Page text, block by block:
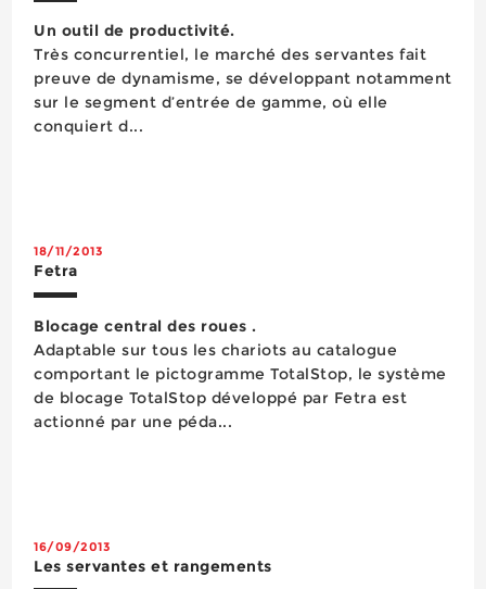
Un outil de productivité.
Très concurrentiel, le marché des servantes fait
preuve de dynamisme, se développant notamment
sur le segment d’entrée de gamme, où elle
conquiert d...
18/11/2013
Fetra
Blocage central des roues .
Adaptable sur tous les chariots au catalogue
comportant le pictogramme TotalStop, le système
de blocage TotalStop développé par Fetra est
actionné par une péda...
16/09/2013
Les servantes et rangements